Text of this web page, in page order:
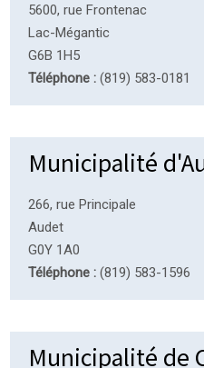
5600, rue Frontenac
Lac-Mégantic
G6B 1H5
Téléphone : (819) 583-0181
Municipalité
266, rue Principale
Audet
G0Y 1A0
Téléphone : (819) 583-1596
Municipalité de